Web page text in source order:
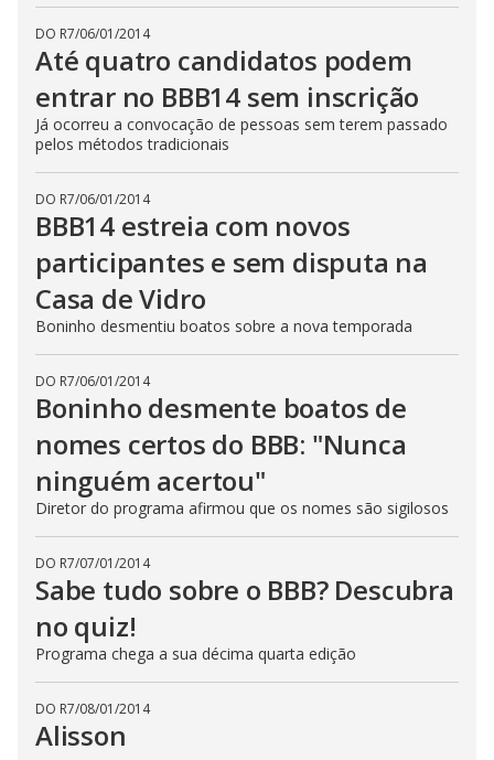
DO R7/06/01/2014
Até quatro candidatos podem
entrar no BBB14 sem inscrição
Já ocorreu a convocação de pessoas sem terem passado
pelos métodos tradicionais
DO R7/06/01/2014
BBB14 estreia com novos
participantes e sem disputa na
Casa de Vidro
Boninho desmentiu boatos sobre a nova temporada
DO R7/06/01/2014
Boninho desmente boatos de
nomes certos do BBB: "Nunca
ninguém acertou"
Diretor do programa afirmou que os nomes são sigilosos
DO R7/07/01/2014
Sabe tudo sobre o BBB? Descubra
no quiz!
Programa chega a sua décima quarta edição
DO R7/08/01/2014
Alisson